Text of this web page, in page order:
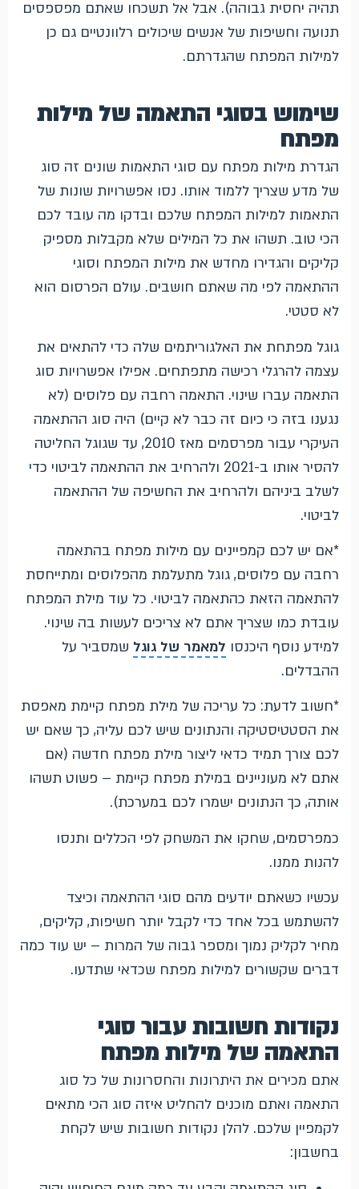
תהיה יחסית גבוהה). אבל אל תשכחו שאתם מפספסים
תנועה וחשיפות של אנשים שיכולים רלוונטיים גם כן
למילות המפתח שהגדרתם.
שימוש בסוגי התאמה של מילות
מפתח
הגדרת מילות מפתח עם סוגי התאמות שונים זה סוג
של מדע שצריך ללמוד אותו. נסו אפשרויות שונות של
התאמות למילות המפתח שלכם ובדקו מה עובד לכם
הכי טוב. תשהו את כל המילים שלא מקבלות מספיק
קליקים והגדירו מחדש את מילות המפתח וסוגי
ההתאמה לפי מה שאתם חושבים. עולם הפרסום הוא
לא סטטי.
גוגל מפתחת את האלגוריתמים שלה כדי להתאים את
עצמה להרגלי רכישה מתפתחים. אפילו אפשרויות סוג
התאמה עברו שינוי. התאמה רחבה עם פלוסים (לא
נגענו בזה כי כיום זה כבר לא קיים) היה סוג ההתאמה
העיקרי עבור מפרסמים מאז 2010, עד שגוגל החליטה
להסיר אותו ב-2021 ולהרחיב את ההתאמה לביטוי כדי
לשלב ביניהם ולהרחיב את החשיפה של ההתאמה
לביטוי.
*אם יש לכם קמפיינים עם מילות מפתח בהתאמה
רחבה עם פלוסים, גוגל מתעלמת מהפלוסים ומתייחסת
להתאמה הזאת כהתאמה לביטוי. כל עוד מילת המפתח
עובדת כמו שצריך אתם לא צריכים לעשות בה שינוי.
למידע נוסף היכנסו למאמר של גוגל שמסביר על
ההבדלים.
*חשוב לדעת: כל עריכה של מילת מפתח קיימת מאפסת
את הסטטיסטיקה והנתונים שיש לכם עליה, כך שאם יש
לכם צורך תמיד כדאי ליצור מילת מפתח חדשה (אם
אתם לא מעוניינים במילת מפתח קיימת – פשוט תשהו
אותה, כך הנתונים ישמרו לכם במערכת).
כמפרסמים, שחקו את המשחק לפי הכללים ותנסו
להנות ממנו.
עכשיו כשאתם יודעים מהם סוגי ההתאמה וכיצד
להשתמש בכל אחד כדי לקבל יותר חשיפות, קליקים,
מחיר לקליק נמוך ומספר גבוה של המרות – יש עוד כמה
דברים שקשורים למילות מפתח שכדאי שתדעו.
נקודות חשובות עבור סוגי
התאמה של מילות מפתח
אתם מכירים את היתרונות והחסרונות של כל סוג
התאמה ואתם מוכנים להחליט איזה סוג הכי מתאים
לקמפיין שלכם. להלן נקודות חשובות שיש לקחת
בחשבון: